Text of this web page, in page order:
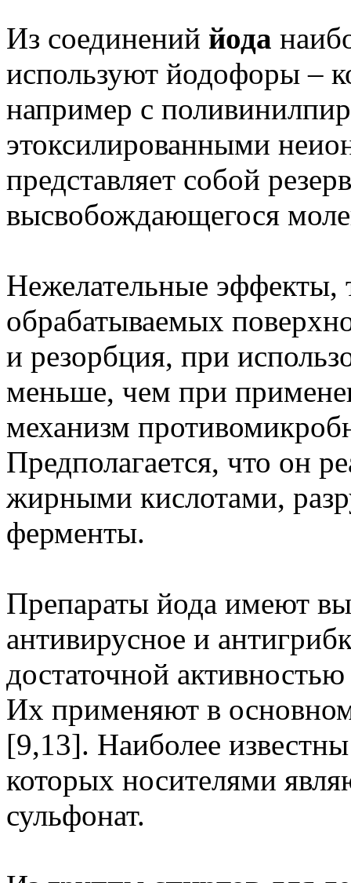
Из соединений йода
используют йодофоры –
например с
этоксилированными
представляет собой
высвобождающегося
Нежелательные эффекты,
обрабатываемых
и резорбция, при
меньше, чем при
механизм
Предполагается, что он
жирными кислотами,
ферменты.
Препараты йода имеют
антивирусное и
достаточной
Их применяют в основном
[9,13]. Наиболее
которых носителями
сульфонат.